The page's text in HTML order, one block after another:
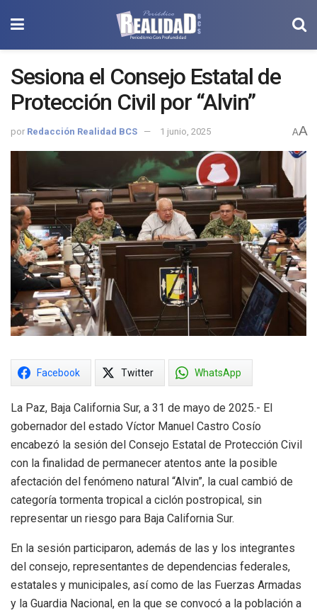
Sesiona el Consejo Estatal de
Protección Civil por “Alvin”
por Redacción Realidad BCS 1 junio, 2025 AA
Facebook Twitter WhatsApp
La Paz, Baja California Sur, a 31 de mayo de 2025.- El
gobernador del estado Víctor Manuel Castro Cosío
encabezó la sesión del Consejo Estatal de Protección Civil
con la finalidad de permanecer atentos ante la posible
afectación del fenómeno natural “Alvin”, la cual cambió de
categoría tormenta tropical a ciclón postropical, sin
representar un riesgo para Baja California Sur.
En la sesión participaron, además de las y los integrantes
del consejo, representantes de dependencias federales,
estatales y municipales, así como de las Fuerzas Armadas
y la Guardia Nacional, en la que se convocó a la población a